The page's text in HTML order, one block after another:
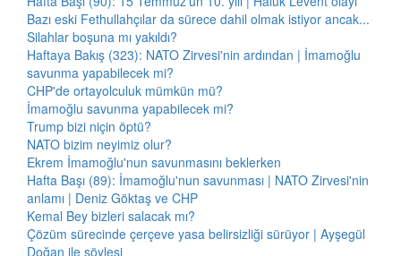
Bazı eski Fethullahçılar da sürece dahil olmak istiyor ancak...
Silahlar boşuna mı yakıldı?
Haftaya Bakış (323): NATO Zirvesi'nin ardından | İmamoğlu
savunma yapabilecek mi?
CHP'de ortayolculuk mümkün mü?
İmamoğlu savunma yapabilecek mi?
Trump bizi niçin öptü?
NATO bizim neyimiz olur?
Ekrem İmamoğlu'nun savunmasını beklerken
Hafta Başı (89): İmamoğlu'nun savunması | NATO Zirvesi'nin
anlamı | Deniz Göktaş ve CHP
Kemal Bey bizleri salacak mı?
Çözüm sürecinde çerçeve yasa belirsizliği sürüyor | Ayşegül
Doğan ile söyleşi